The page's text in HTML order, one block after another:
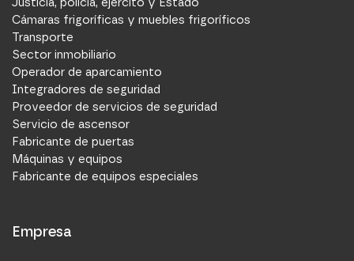
Cámaras frigoríficas y muebles frigoríficos
Transporte
Sector inmobiliario
Operador de aparcamiento
Integradores de seguridad
Proveedor de servicios de seguridad
Servicio de ascensor
Fabricante de puertas
Máquinas y equipos
Fabricante de equipos especiales
Empresa